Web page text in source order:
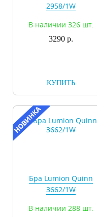
2958/1W
В наличии 326 шт.
3290 р.
КУПИТЬ
Бра Lumion Quinn
3662/1W
В наличии 288 шт.